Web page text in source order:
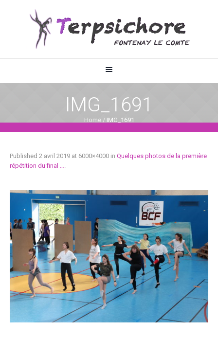
IMG_1691
Home / IMG_1691
Published 2 avril 2019 at 6000×4000 in Quelques photos de la première
répétition du final ….